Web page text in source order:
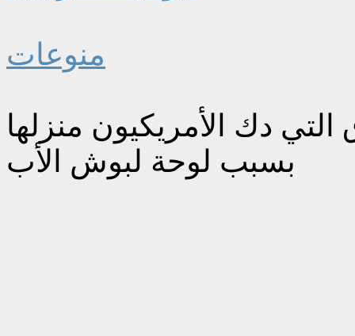
منوعات
دك الأمريكيون منزلها
بسبب لوحة لبوش الأب